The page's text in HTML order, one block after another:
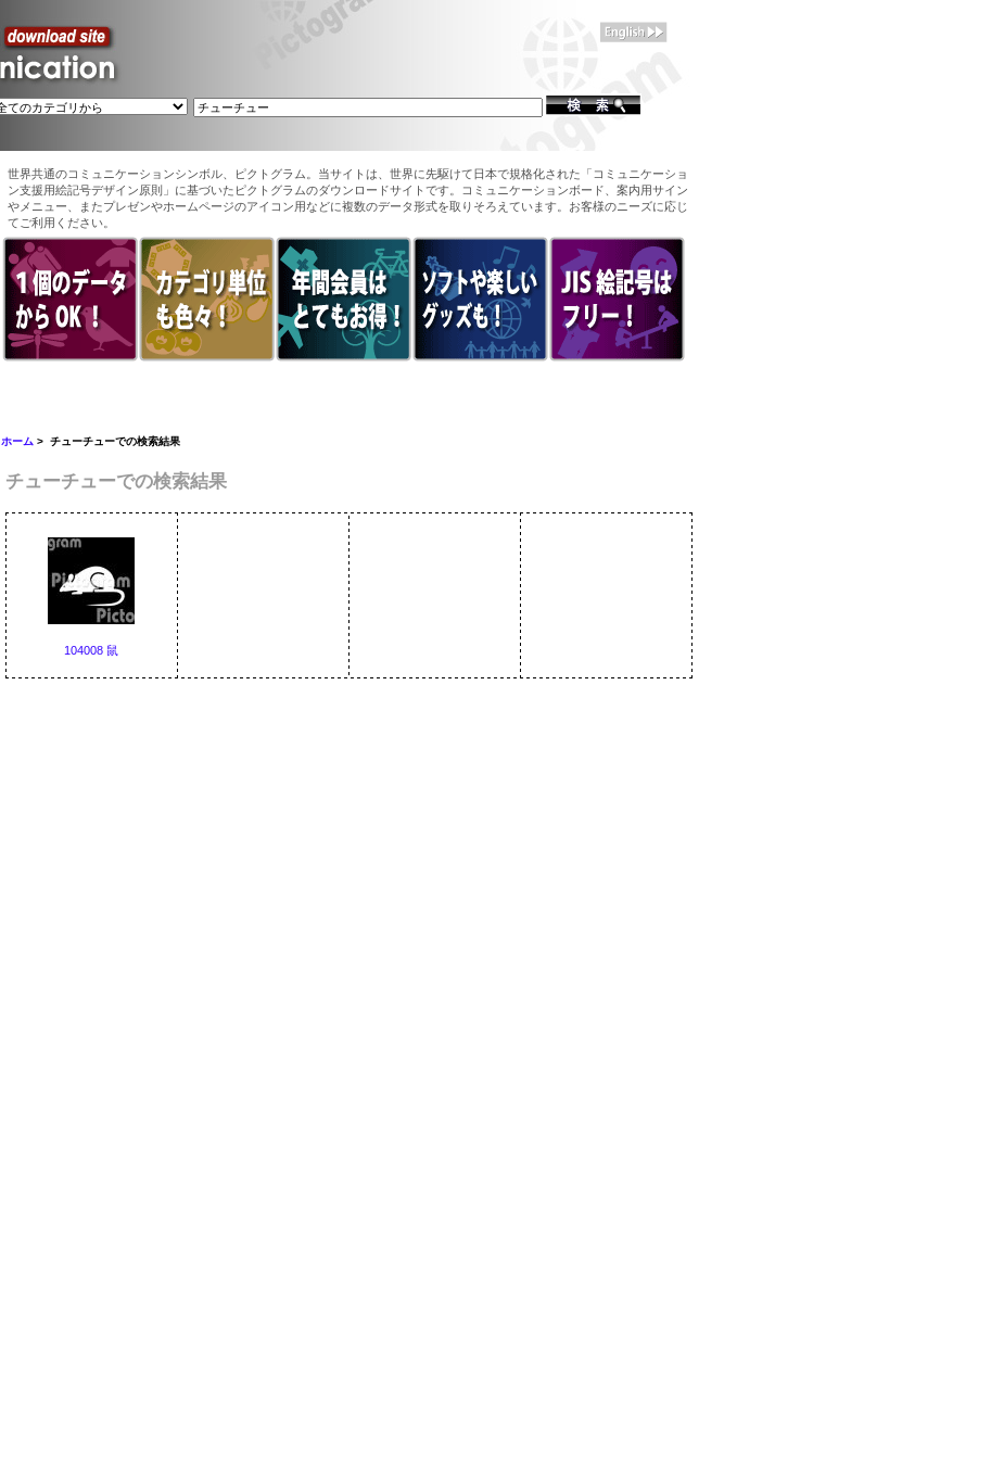
世界共通のコミュニケーションシンボル、ピクトグラム。当サイトは、世界に先駆けて日本で規格化された「コミュニケーショ
ン支援用絵記号デザイン原則」に基づいたピクトグラムのダウンロードサイトです。コミュニケーションボード、案内用サイン
やメニュー、またプレゼンやホームページのアイコン用などに複数のデータ形式を取りそろえています。お客様のニーズに応じ
てご利用ください。
ホーム > チューチューでの検索結果
チューチューでの検索結果
104008 鼠